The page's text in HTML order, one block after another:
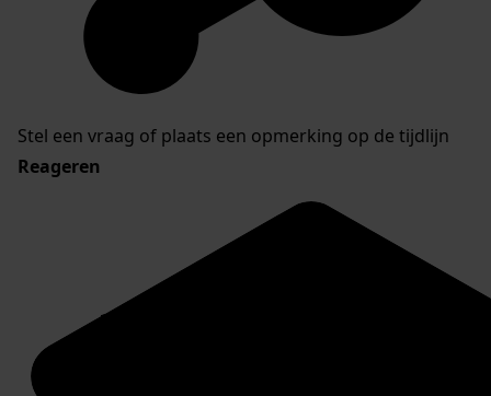
Stel een vraag of plaats een opmerking op de tijdlijn
Reageren